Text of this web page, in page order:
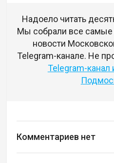
Надоело читать
Мы собрали все
новости
Telegram-канале. Не
Telegram-канал
Комментариев нет